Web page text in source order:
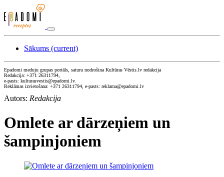
Sākums (current)
Epadomi meduju grupas portāls, saturu nodrošina Kultūras Vēstis.lv redakcija
Redakcija: +371 26311794,
e-pasts: kulturasvestis@epadomi.lv.
Reklāmas izvietošana: +371 26311794, e-pasts: reklama@epadomi.lv
Autors: Redakcija
Omlete ar dārzeņiem un
šampinjoniem